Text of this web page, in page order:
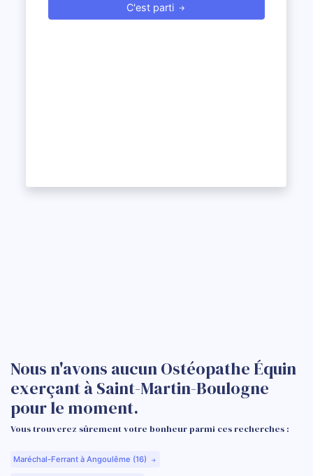
C'est parti
Nous n'avons aucun Ostéopathe Équin
exerçant à Saint-Martin-Boulogne
pour le moment.
Vous trouverez sûrement votre bonheur parmi ces recherches :
Maréchal-Ferrant à Angoulême (16)